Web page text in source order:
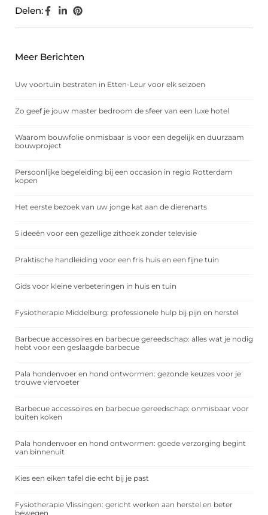
Delen:
Meer Berichten
Uw voortuin bestraten in Etten-Leur voor elk seizoen
Zo geef je jouw master bedroom de sfeer van een luxe hotel
Waarom bouwfolie onmisbaar is voor een degelijk en duurzaam
bouwproject
Persoonlijke begeleiding bij een occasion in regio Rotterdam
kopen
Het eerste bezoek van uw jonge kat aan de dierenarts
5 ideeën voor een gezellige zithoek zonder televisie
Praktische handleiding voor een fris huis en een fijne tuin
Gids voor kleine verbeteringen in huis en tuin
Fysiotherapie Middelburg: professionele hulp bij pijn en herstel
Barbecue accessoires en barbecue gereedschap: alles wat je nodig
hebt voor een geslaagde barbecue
Pala hondenvoer en hond ontwormen: gezonde keuzes voor je
trouwe viervoeter
Barbecue accessoires en barbecue gereedschap: onmisbaar voor
buiten koken
Pala hondenvoer en hond ontwormen: goede verzorging begint
van binnenuit
Kies een eiken tafel die echt bij je past
Fysiotherapie Vlissingen: gericht werken aan herstel en beter
bewegen